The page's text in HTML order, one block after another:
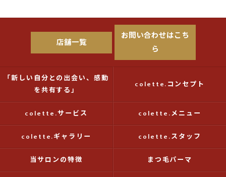
店舗一覧
お問い合わせはこち
ら
「新しい自分との出会い、感動
を共有する」
colette.コンセプト
colette.サービス colette.メニュー
colette.ギャラリー colette.スタッフ
当サロンの特徴 まつ毛パーマ